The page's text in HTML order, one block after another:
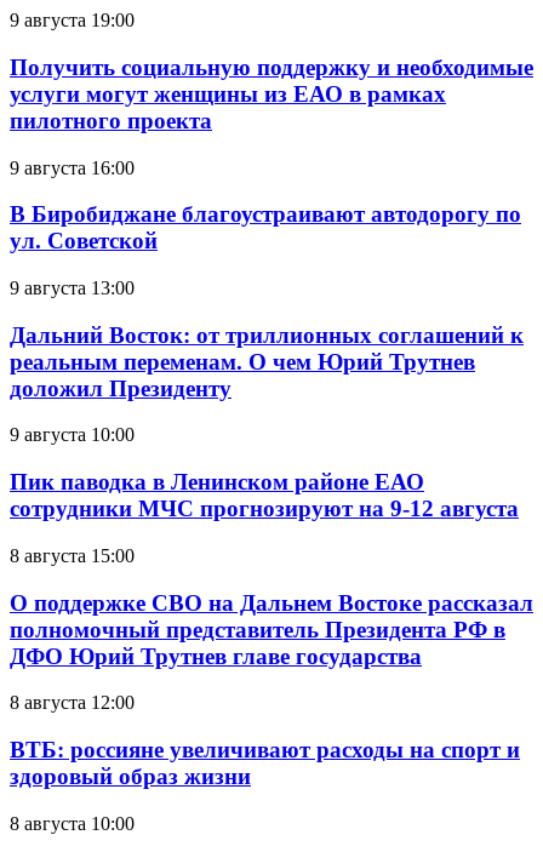
9 августа 19:00
Получить социальную поддержку и необходимые
услуги могут женщины из ЕАО в рамках
пилотного проекта
9 августа 16:00
В Биробиджане благоустраивают автодорогу по
ул. Советской
9 августа 13:00
Дальний Восток: от триллионных соглашений к
реальным переменам. О чем Юрий Трутнев
доложил Президенту
9 августа 10:00
Пик паводка в Ленинском районе ЕАО
сотрудники МЧС прогнозируют на 9-12 августа
8 августа 15:00
О поддержке СВО на Дальнем Востоке рассказал
полномочный представитель Президента РФ в
ДФО Юрий Трутнев главе государства
8 августа 12:00
ВТБ: россияне увеличивают расходы на спорт и
здоровый образ жизни
8 августа 10:00